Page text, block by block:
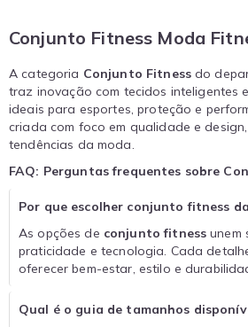
Conjunto Fitness Moda
A categoria Conjunto Fitnessdo
traz inovação com tecidos inteligentes
ideais para esportes, proteção e
criada com foco em qualidade e
tendências da moda.
FAQ: Perguntas frequentes sobre
Por que escolher conjunto fitness
As opções de conjunto fitness unem
praticidade e tecnologia. Cada
oferecer bem-estar, estilo e
Qual é o guia de tamanhos